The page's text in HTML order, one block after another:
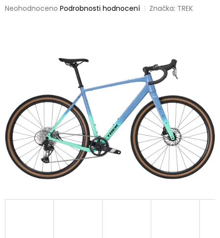
Průměrné
Neohodnoceno Podrobnosti hodnocení Značka: TREK